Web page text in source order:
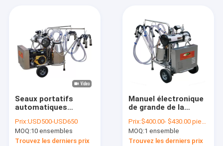
Seaux portatifs
automatiques
machine à traire deux
de vache à chèvre
Prix:USD500-USD650
MOQ:10 ensembles
Trouvez les derniers prix
Manuel électronique
de grande de la
de laiterie machine à
traire commerciale
de chèvre
Prix:$400.00- $430.00 piece
MOQ:1 ensemble
Trouvez les derniers prix